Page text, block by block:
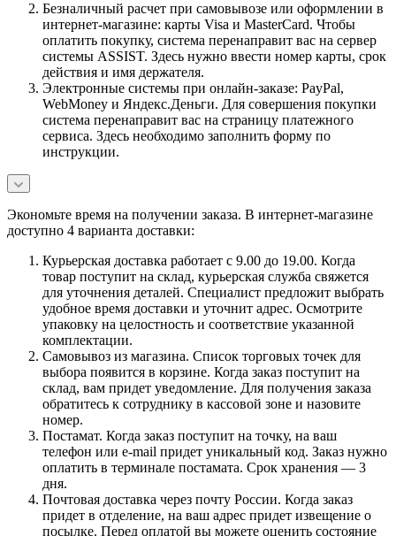
Безналичный расчет при самовывозе или оформлении в
интернет-магазине: карты Visa и MasterCard. Чтобы
оплатить покупку, система перенаправит вас на сервер
системы ASSIST. Здесь нужно ввести номер карты, срок
действия и имя держателя.
Электронные системы при онлайн-заказе: PayPal,
WebMoney и Яндекс.Деньги. Для совершения покупки
система перенаправит вас на страницу платежного
сервиса. Здесь необходимо заполнить форму по
инструкции.
Экономьте время на получении заказа. В интернет-магазине
доступно 4 варианта доставки:
Курьерская доставка работает с 9.00 до 19.00. Когда
товар поступит на склад, курьерская служба свяжется
для уточнения деталей. Специалист предложит выбрать
удобное время доставки и уточнит адрес. Осмотрите
упаковку на целостность и соответствие указанной
комплектации.
Самовывоз из магазина. Список торговых точек для
выбора появится в корзине. Когда заказ поступит на
склад, вам придет уведомление. Для получения заказа
обратитесь к сотруднику в кассовой зоне и назовите
номер.
Постамат. Когда заказ поступит на точку, на ваш
телефон или e-mail придет уникальный код. Заказ нужно
оплатить в терминале постамата. Срок хранения — 3
дня.
Почтовая доставка через почту России. Когда заказ
придет в отделение, на ваш адрес придет извещение о
посылке. Перед оплатой вы можете оценить состояние